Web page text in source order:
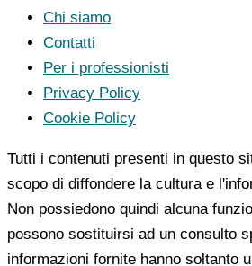
Chi siamo
Contatti
Per i professionisti
Privacy Policy
Cookie Policy
Tutti i contenuti presenti in questo
scopo di diffondere la cultura e
Non possiedono quindi alcuna
possono sostituirsi ad un consulto
informazioni fornite hanno soltanto